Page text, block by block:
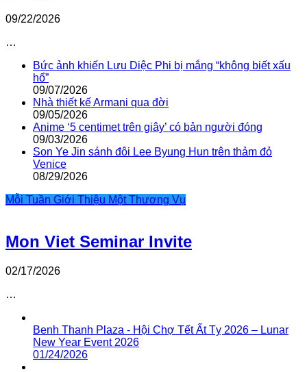
09/22/2026
…
Bức ảnh khiến Lưu Diệc Phi bị mắng “không biết xấu
hổ”
09/07/2026
Nhà thiết kế Armani qua đời
09/05/2026
Anime ‘5 centimet trên giây’ có bản người đóng
09/03/2026
Son Ye Jin sánh đôi Lee Byung Hun trên thảm đỏ
Venice
08/29/2026
Mỗi Tuần Giới Thiệu Một Thương Vụ
Mon Viet Seminar Invite
02/17/2026
…
Benh Thanh Plaza - Hội Chợ Tết Ất Tỵ 2026 – Lunar
New Year Event 2026
01/24/2026